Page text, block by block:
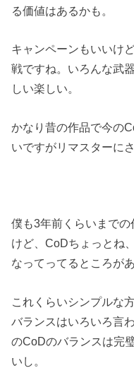
る価値はあるかも。
キャンペーンもいいけ
戦ですね。いろんな武
しい楽しい。
かなり昔の作品で今の
いですがリマスターに
僕も3年前くらいまで
けど、CoDちょっとね
なってってるところが
これくらいシンプルな
バランスはいろいろ言
のCoDのバランスは完
いし。